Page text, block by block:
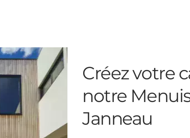
Créez votre
notre
Janneau